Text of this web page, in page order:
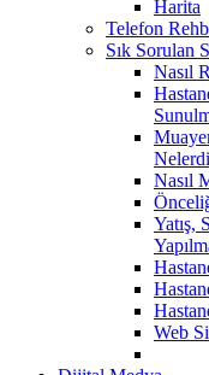
Harita
Telefon
Sık Sorulan
Nasıl
Nasıl
Yatış,
Web